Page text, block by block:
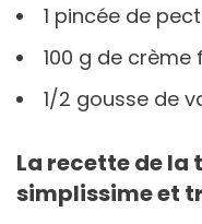
1 pincée de
100 g de crème
1/2 gousse de
La recette de la
simplissime et